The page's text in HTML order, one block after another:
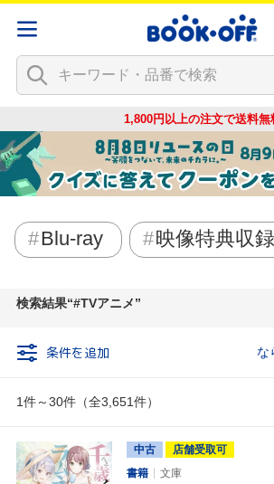
1,800円以上の注文で送料無
Blu-ray 映像特典収録
検索結果 #TVアニメ
条件を追加
1件～30件（全3,651件）
な
中古
店舗受取可
書籍
文庫